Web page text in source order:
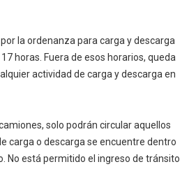
la ordenanza para carga y descarga
horas. Fuera de esos horarios, queda
actividad de carga y descarga en
solo podrán circular aquellos
carga o descarga se encuentre dentro
No está permitido el ingreso de tránsito